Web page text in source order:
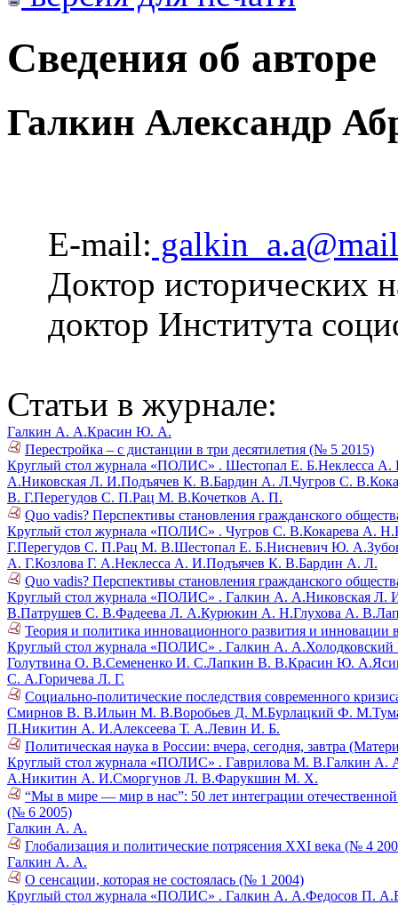
Сведения об авторе
Галкин Александр
E-mail:
Доктор исторических
доктор Института
Статьи в журнале:
Галкин А. А.Красин Ю. А.
Перестройка – с дистанции в три десятилетия (№ 5 2015)
Круглый стол журнала «ПОЛИС» . Шестопал Е. Б.Неклесса А.
А.Никовская Л. И.Подъячев К. В.Бардин А. Л.Чугров С. В.
В. Г.Перегудов С. П.Рац М. В.Кочетков А. П.
Quo vadis? Перспективы становления гражданского
Круглый стол журнала «ПОЛИС» . Чугров С. В.Кокарева А. Н.
Г.Перегудов С. П.Рац М. В.Шестопал Е. Б.Нисневич Ю. А.
А. Г.Козлова Г. А.Неклесса А. И.Подъячев К. В.Бардин А. Л.
Quo vadis? Перспективы становления гражданского
Круглый стол журнала «ПОЛИС» . Галкин А. А.Никовская Л.
В.Патрушев С. В.Фадеева Л. А.Курюкин А. Н.Глухова А. В.
Теория и политика инновационного развития и инновации
Круглый стол журнала «ПОЛИС» . Галкин А. А.Холодковский
Голутвина О. В.Семененко И. С.Лапкин В. В.Красин Ю. А.
С. А.Горичева Л. Г.
Социально-политические последствия современного
Смирнов В. В.Ильин М. В.Воробьев Д. М.Бурлацкий Ф. М.
П.Никитин А. И.Алексеева Т. А.Левин И. Б.
Политическая наука в России: вчера, сегодня, завтра
Круглый стол журнала «ПОЛИС» . Гаврилова М. В.Галкин А.
А.Никитин А. И.Сморгунов Л. В.Фарукшин М. Х.
“Мы в мире — мир в нас”: 50 лет интеграции
(№ 6 2005)
Галкин А. А.
Глобализация и политические потрясения XXI века (№ 4
Галкин А. А.
О сенсации, которая не состоялась (№ 1 2004)
Круглый стол журнала «ПОЛИС» . Галкин А. А.Федосов П. А.